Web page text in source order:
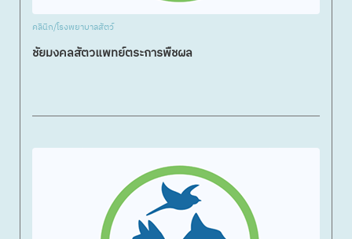
คลินิก/โรงพยาบาลสัตว์
ชัยมงคลสัตวแพทย์ตระการพืชผล